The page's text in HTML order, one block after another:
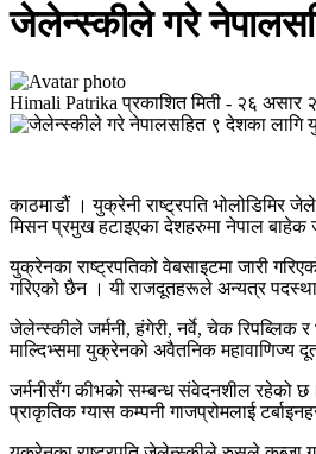
जेलेन्स्कीले गरे
Himali Patrika प्रकाशित मिती - २६ असार
काठमाडौं । युक्रेनी राष्ट्रपति
मिसन प्रमुख हटाइएका देशहरुमा नेपाल बाहेक
युक्रेनका राष्ट्रपतिको वेबसाइटमा जारी
गरिएको छैन । यी राजदूतहरूले अन्यत्र
जेलेन्स्कीले जर्मनी, हंगेरी, नर्वे, चेक रिपब्लिक
माल्दिभ्समा युक्रेनको अवैतनिक महावाणिज्य
जर्मनीसँग कीभको सम्बन्ध संवेदनशील रहेको
प्राकृतिक ग्यास कम्पनी गाजप्रोमलाई